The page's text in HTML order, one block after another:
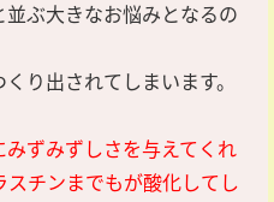
ぶ大きなお悩みとなるの
り出されてしまいます。
ずみずしさを与えてくれ
チンまでもが酸化してし